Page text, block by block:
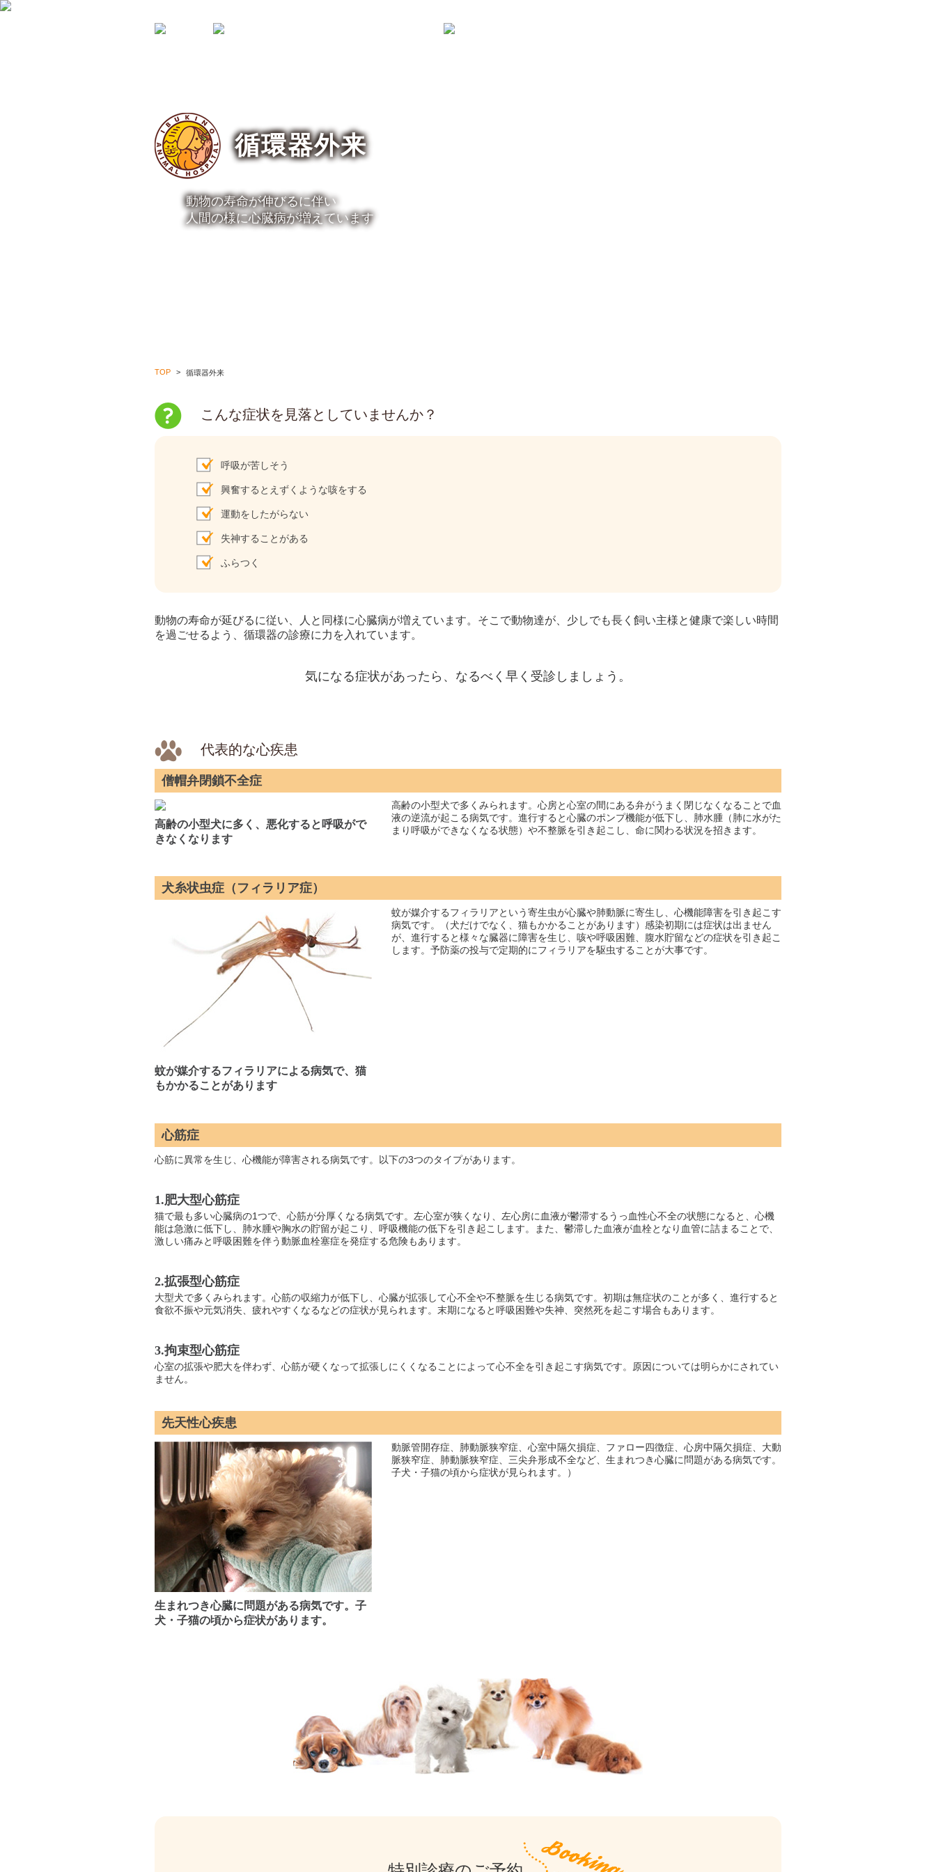
循環器外来
動物の寿命が伸びるに伴い
人間の様に心臓病が増えています
TOP 循環器外来
こんな症状を見落としていませんか？
呼吸が苦しそう
興奮するとえずくような咳をする
運動をしたがらない
失神することがある
ふらつく
動物の寿命が延びるに従い、人と同様に心臓病が増えています。そこで動物達が、少しでも長く飼い主様と健康で楽しい時間
を過ごせるよう、循環器の診療に力を入れています。
気になる症状があったら、なるべく早く受診しましょう。
代表的な心疾患
僧帽弁閉鎖不全症
高齢の小型犬に多く、悪化すると呼吸がで
きなくなります
高齢の小型犬で多くみられます。心房と心室の間にある弁がうまく閉じなくなることで血
液の逆流が起こる病気です。進行すると心臓のポンプ機能が低下し、肺水腫（肺に水がた
まり呼吸ができなくなる状態）や不整脈を引き起こし、命に関わる状況を招きます。
犬糸状虫症（フィラリア症）
蚊が媒介するフィラリアによる病気で、猫
もかかることがあります
蚊が媒介するフィラリアという寄生虫が心臓や肺動脈に寄生し、心機能障害を引き起こす
病気です。（犬だけでなく、猫もかかることがあります）感染初期には症状は出ません
が、進行すると様々な臓器に障害を生じ、咳や呼吸困難、腹水貯留などの症状を引き起こ
します。予防薬の投与で定期的にフィラリアを駆虫することが大事です。
心筋症
心筋に異常を生じ、心機能が障害される病気です。以下の3つのタイプがあります。
1.肥大型心筋症
猫で最も多い心臓病の1つで、心筋が分厚くなる病気です。左心室が狭くなり、左心房に血液が鬱滞するうっ血性心不全の状態になると、心機
能は急激に低下し、肺水腫や胸水の貯留が起こり、呼吸機能の低下を引き起こします。また、鬱滞した血液が血栓となり血管に詰まることで、
激しい痛みと呼吸困難を伴う動脈血栓塞症を発症する危険もあります。
2.拡張型心筋症
大型犬で多くみられます。心筋の収縮力が低下し、心臓が拡張して心不全や不整脈を生じる病気です。初期は無症状のことが多く、進行すると
食欲不振や元気消失、疲れやすくなるなどの症状が見られます。末期になると呼吸困難や失神、突然死を起こす場合もあります。
3.拘束型心筋症
心室の拡張や肥大を伴わず、心筋が硬くなって拡張しにくくなることによって心不全を引き起こす病気です。原因については明らかにされてい
ません。
先天性心疾患
生まれつき心臓に問題がある病気です。子
犬・子猫の頃から症状があります。
動脈管開存症、肺動脈狭窄症、心室中隔欠損症、ファロー四徴症、心房中隔欠損症、大動
脈狭窄症、肺動脈狭窄症、三尖弁形成不全など、生まれつき心臓に問題がある病気です。
子犬・子猫の頃から症状が見られます。）